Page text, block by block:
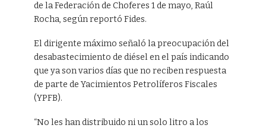
de la Federación de Choferes 1 de mayo, Raúl
Rocha, según reportó Fides.
El dirigente máximo señaló la preocupación del
desabastecimiento de diésel en el país indicando
que ya son varios días que no reciben respuesta
de parte de Yacimientos Petrolíferos Fiscales
(YPFB).
“No les han distribuido ni un solo litro a los